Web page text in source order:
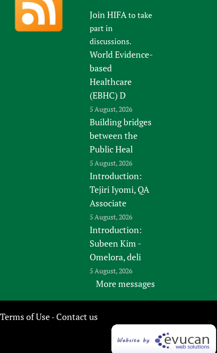
Join HIFAto take
part in
discussions.
World Evidence-
based
Healthcare
(EBHC) D
5 August, 2026
Building bridges
between the
Public Heal
5 August, 2026
Introduction:
Tejiri Iyomi, QA
Associate
5 August, 2026
Introduction:
Subeen Kim -
Omelora, deli
5 August, 2026
More messages
Terms of Use- Contact us